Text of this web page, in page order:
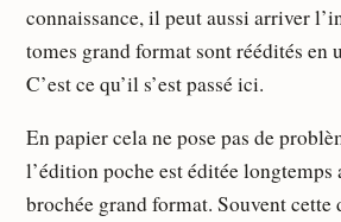
connaissance, il peut aussi arriver
tomes grand format sont réédités en
C’est ce qu’il s’est passé ici.
En papier cela ne pose pas de
l’édition poche est éditée longtemps
brochée grand format. Souvent cette